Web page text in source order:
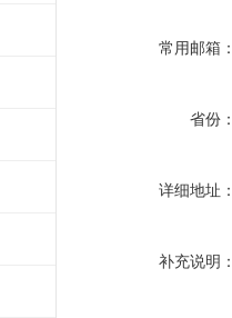
常用邮箱
省份
详细地址
补充说明